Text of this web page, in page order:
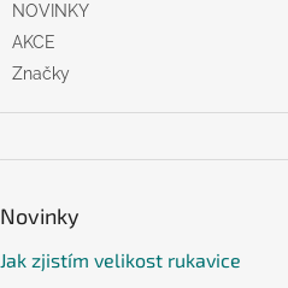
NOVINKY
AKCE
Značky
Novinky
Jak zjistím velikost rukavice